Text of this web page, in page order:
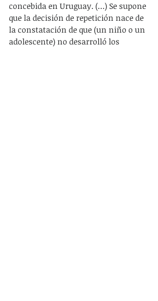
concebida en Uruguay. (…) Se supone
que la decisión de repetición nace de
la constatación de que (un niño o un
adolescente) no desarrolló los